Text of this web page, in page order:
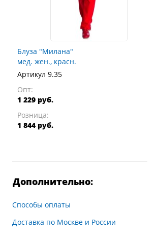
Блуза "Милана"
мед. жен., красн.
Артикул 9.35
Опт:
1 229 руб.
Розница:
1 844 руб.
Дополнительно:
Способы оплаты
Доставка по Москве и России